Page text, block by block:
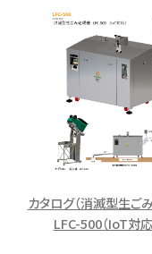
カタログ（消滅型生ご
LFC-500（IoT対応